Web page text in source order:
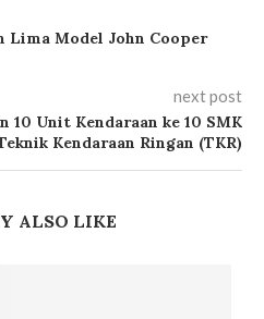
Lima Model John Cooper
next post
10 Unit Kendaraan ke 10 SMK
Kendaraan Ringan (TKR)
ALSO LIKE